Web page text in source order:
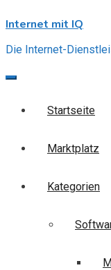
to
Internet mit IQ
Die Internet-
Startseite
Marktplatz
Kategorien